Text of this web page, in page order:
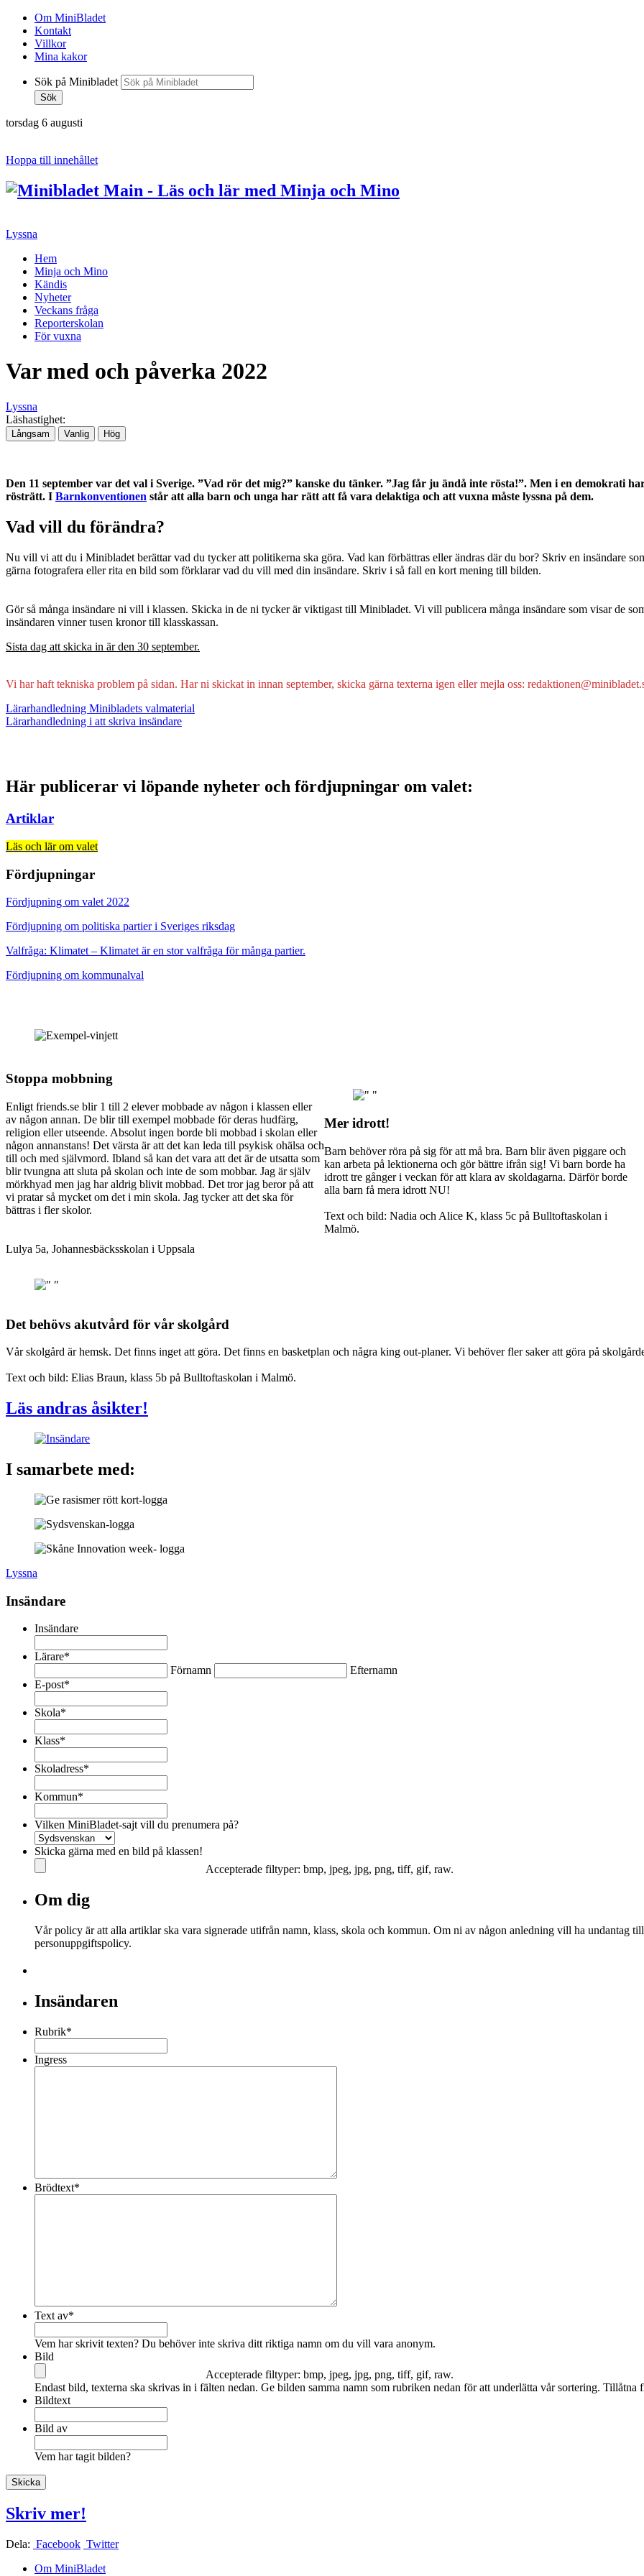
Om MiniBladet
Kontakt
Villkor
Mina kakor
Sök på Minibladet
Sök
torsdag 6 augusti
Hoppa till innehållet
Lyssna
Hem
Minja och Mino
Kändis
Nyheter
Veckans fråga
Reporterskolan
För vuxna
Var med och påverka 2022
Lyssna
Läshastighet:
Långsam Vanlig Hög
Den 11 september var det val i Sverige. ”Vad rör det mig?” kanske du tänker. ”Jag får ju ändå inte rösta!”. Men i en demokrati
rösträtt. I Barnkonventionen står att alla barn och unga har rätt att få vara delaktiga och att vuxna måste lyssna på dem.
Vad vill du förändra?
Nu vill vi att du i Minibladet berättar vad du tycker att politikerna ska göra. Vad kan förbättras eller ändras där du bor? Skriv en insändare
gärna fotografera eller rita en bild som förklarar vad du vill med din insändare. Skriv i så fall en kort mening till bilden.
Gör så många insändare ni vill i klassen. Skicka in de ni tycker är viktigast till Minibladet. Vi vill publicera många insändare som visar de
insändaren vinner tusen kronor till klasskassan.
Sista dag att skicka in är den 30 september.
Vi har haft tekniska problem på sidan. Har ni skickat in innan september, skicka gärna texterna igen eller mejla oss:
Lärarhandledning Minibladets valmaterial
Lärarhandledning i att skriva insändare
Här publicerar vi löpande nyheter och fördjupningar om valet:
Artiklar
Läs och lär om valet
Fördjupningar
Fördjupning om valet 2022
Fördjupning om politiska partier i Sveriges riksdag
Valfråga: Klimatet – Klimatet är en stor valfråga för många partier.
Fördjupning om kommunalval
Stoppa mobbning
Enligt friends.se blir 1 till 2 elever mobbade av någon i klassen eller
av någon annan. De blir till exempel mobbade för deras hudfärg,
religion eller utseende. Absolut ingen borde bli mobbad i skolan eller
någon annanstans! Det värsta är att det kan leda till psykisk ohälsa och
till och med självmord. Ibland så kan det vara att det är de utsatta som
blir tvungna att sluta på skolan och inte de som mobbar. Jag är själv
mörkhyad men jag har aldrig blivit mobbad. Det tror jag beror på att
vi pratar så mycket om det i min skola. Jag tycker att det ska för
bättras i fler skolor.
Lulya 5a, Johannesbäcksskolan i Uppsala
Mer idrott!
Barn behöver röra på sig för att må bra. Barn blir även piggare och
kan arbeta på lektionerna och gör bättre ifrån sig! Vi barn borde ha
idrott tre gånger i veckan för att klara av skoldagarna. Därför borde
alla barn få mera idrott NU!
Text och bild: Nadia och Alice K, klass 5c på Bulltoftaskolan i
Malmö.
Det behövs akutvård för vår skolgård
Vår skolgård är hemsk. Det finns inget att göra. Det finns en basketplan och några king out-planer. Vi behöver fler saker att göra på
Text och bild: Elias Braun, klass 5b på Bulltoftaskolan i Malmö.
Läs andras åsikter!
I samarbete med:
Lyssna
Insändare
Insändare
Lärare*
Förnamn
Efternamn
E-post*
Skola*
Klass*
Skoladress*
Kommun*
Vilken MiniBladet-sajt vill du prenumera på?
Skicka gärna med en bild på klassen!
Accepterade filtyper: bmp, jpeg, jpg, png, tiff, gif, raw.
Om dig
Vår policy är att alla artiklar ska vara signerade utifrån namn, klass, skola och kommun. Om ni av någon anledning vill ha undantag
personuppgiftspolicy.
Insändaren
Rubrik*
Ingress
Brödtext*
Text av*
Vem har skrivit texten? Du behöver inte skriva ditt riktiga namn om du vill vara anonym.
Bild
Accepterade filtyper: bmp, jpeg, jpg, png, tiff, gif, raw.
Endast bild, texterna ska skrivas in i fälten nedan. Ge bilden samma namn som rubriken nedan för att underlätta vår sortering.
Bildtext
Bild av
Vem har tagit bilden?
Skriv mer!
Dela: Facebook Twitter
Om MiniBladet